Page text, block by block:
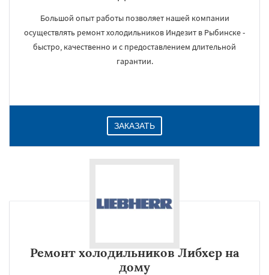
Большой опыт работы позволяет нашей компании
осуществлять ремонт холодильников Индезит в Рыбинске -
быстро, качественно и с предоставлением длительной
гарантии.
ЗАКАЗАТЬ
Ремонт холодильников Либхер на
дому